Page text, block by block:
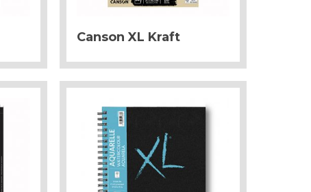
Canson XL Kraft